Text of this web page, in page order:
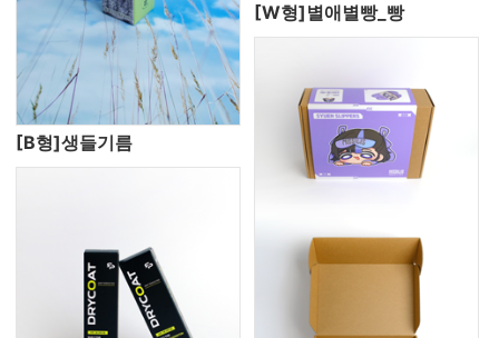
[B형]생들기름
[W형]별애별빵_빵